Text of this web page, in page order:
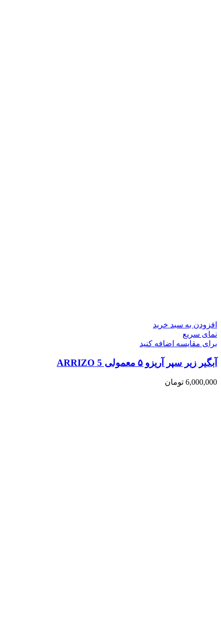
افزودن به سبد خرید
نمای سریع
برای مقایسه اضافه کنید
آبگیر زیر سپر آریزو ۵ معمولی ARRIZO 5
6,000,000 تومان